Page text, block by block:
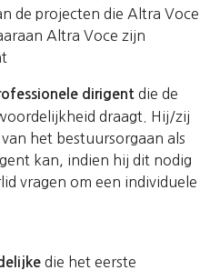
de projecten die Altra Voce
Altra Voce zijn
dirigent die de
draagt. Hij/zij
het bestuursorgaan als
kan, indien hij dit nodig
vragen om een individuele
die het eerste